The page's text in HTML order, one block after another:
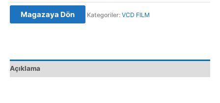
Film
SatışMagazaya Dön Kategoriler: VCD FILM
Açıklama